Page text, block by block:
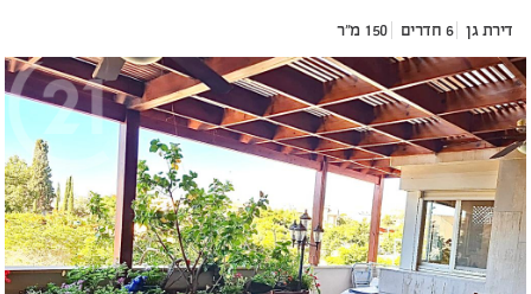
דירת גן 6 חדרים 150 מ"ר